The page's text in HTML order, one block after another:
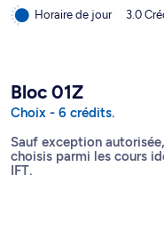
Horaire de jour
3.0
Bloc 01Z
Choix - 6 crédits.
Sauf exception
choisis parmi les cours
IFT.